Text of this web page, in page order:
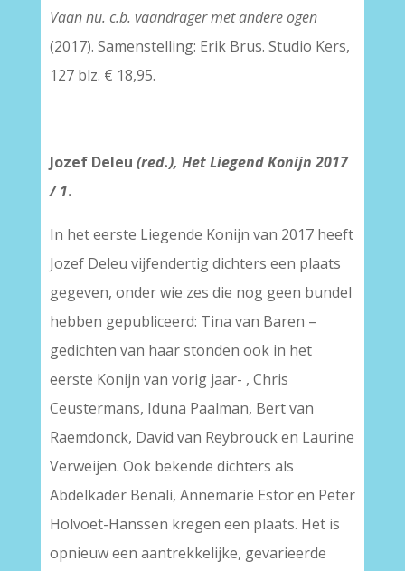
Vaan nu. c.b. vaandrager met andere ogen
(2017). Samenstelling: Erik Brus. Studio Kers,
127 blz. € 18,95.
Jozef Deleu (red.), Het Liegend Konijn 2017
/ 1.
In het eerste Liegende Konijn van 2017 heeft
Jozef Deleu vijfendertig dichters een plaats
gegeven, onder wie zes die nog geen bundel
hebben gepubliceerd: Tina van Baren –
gedichten van haar stonden ook in het
eerste Konijn van vorig jaar- , Chris
Ceustermans, Iduna Paalman, Bert van
Raemdonck, David van Reybrouck en Laurine
Verweijen. Ook bekende dichters als
Abdelkader Benali, Annemarie Estor en Peter
Holvoet-Hanssen kregen een plaats. Het is
opnieuw een aantrekkelijke, gevarieerde